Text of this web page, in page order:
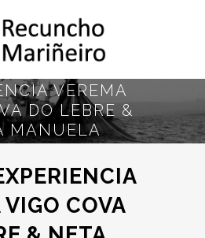
VEREMA
DO LEBRE &
MANUELA
VIGO COVA